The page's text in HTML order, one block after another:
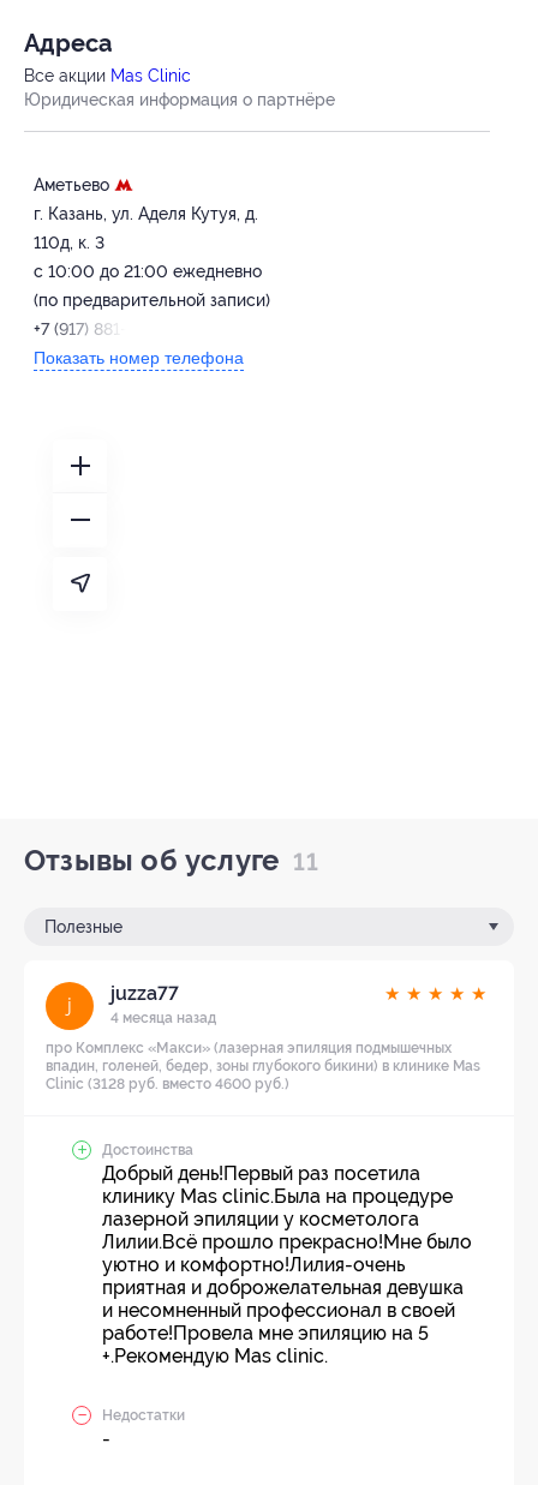
Адресa
Все акции Mas Clinic
Юридическая информация о партнёре
Аметьево
г. Казань, ул. Аделя Кутуя, д.
110д, к. 3
с 10:00 до 21:00 ежедневно
(по предварительной записи)
+7 (917) 881-10-30
Показать номер телефона
Отзывы об услуге 11
Полезные
j
juzza77
4 месяца назад
★ ★ ★ ★ ★
про Комплекс «Макси» (лазерная эпиляция подмышечных
впадин, голеней, бедер, зоны глубокого бикини) в клинике Mas
Clinic (3128 руб. вместо 4600 руб.)
Достоинства
Добрый день!Первый раз посетила
клинику Mas clinic.Была на процедуре
лазерной эпиляции у косметолога
Лилии.Всё прошло прекрасно!Мне было
уютно и комфортно!Лилия-очень
приятная и доброжелательная девушка
и несомненный профессионал в своей
работе!Провела мне эпиляцию на 5
+.Рекомендую Mas clinic.
Недостатки
-